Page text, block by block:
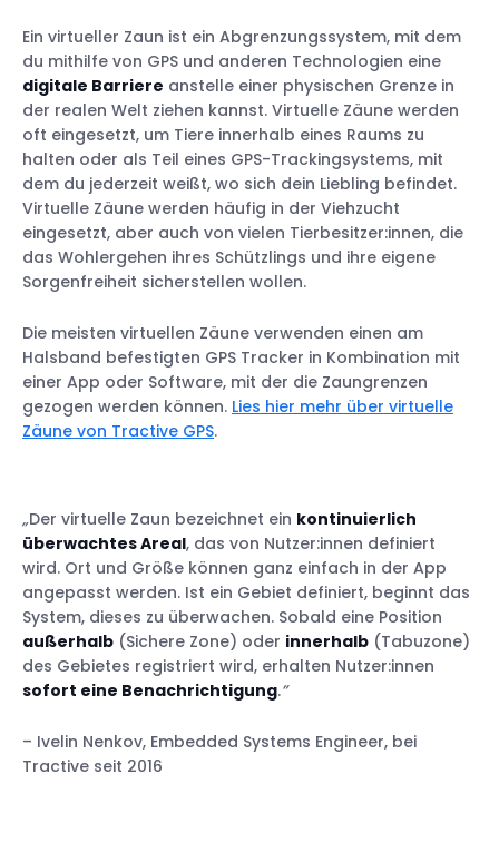
2) Ich weiß immer ganz genau, wo mein
Hund ist!
3) Schnelle Rettung innerhalb kürzester
Zeit!
5) Sie lernt ihre Grenzen kennen…und ich
muss mir keine Sorgen machen!
6) Ein grandioser Weg, um Ruhe zu finden!
7) Wir können nicht immer bei ihm sein…
und mit Tractive müssen wir das auch
nicht!
8) Es ist so einfach zu benutzen!
9) Wenn er zu seiner Oma geht, wissen wir,
10) Dieses kleine Gerät verändert einfach
alles!
Ein virtueller Zaun ist ein Abgrenzungssystem, mit dem
du mithilfe von GPS und anderen Technologien eine
digitale Barriere anstelle einer physischen Grenze in
der realen Welt ziehen kannst. Virtuelle Zäune werden
oft eingesetzt, um Tiere innerhalb eines Raums zu
halten oder als Teil eines GPS-Trackingsystems, mit
dem du jederzeit weißt, wo sich dein Liebling befindet.
Virtuelle Zäune werden häufig in der Viehzucht
eingesetzt, aber auch von vielen Tierbesitzer:innen, die
das Wohlergehen ihres Schützlings und ihre eigene
Sorgenfreiheit sicherstellen wollen.
Die meisten virtuellen Zäune verwenden einen am
Halsband befestigten GPS Tracker in Kombination mit
einer App oder Software, mit der die Zaungrenzen
gezogen werden können. Lies hier mehr über virtuelle
Zäune von Tractive GPS.
„Der virtuelle Zaun bezeichnet ein kontinuierlich
überwachtes Areal, das von Nutzer:innen definiert
wird. Ort und Größe können ganz einfach in der App
angepasst werden. Ist ein Gebiet definiert, beginnt das
System, dieses zu überwachen. Sobald eine Position
außerhalb (Sichere Zone) oder innerhalb (Tabuzone)
des Gebietes registriert wird, erhalten Nutzer:innen
sofort eine Benachrichtigung.”
– Ivelin Nenkov, Embedded Systems Engineer, bei
Tractive seit 2016